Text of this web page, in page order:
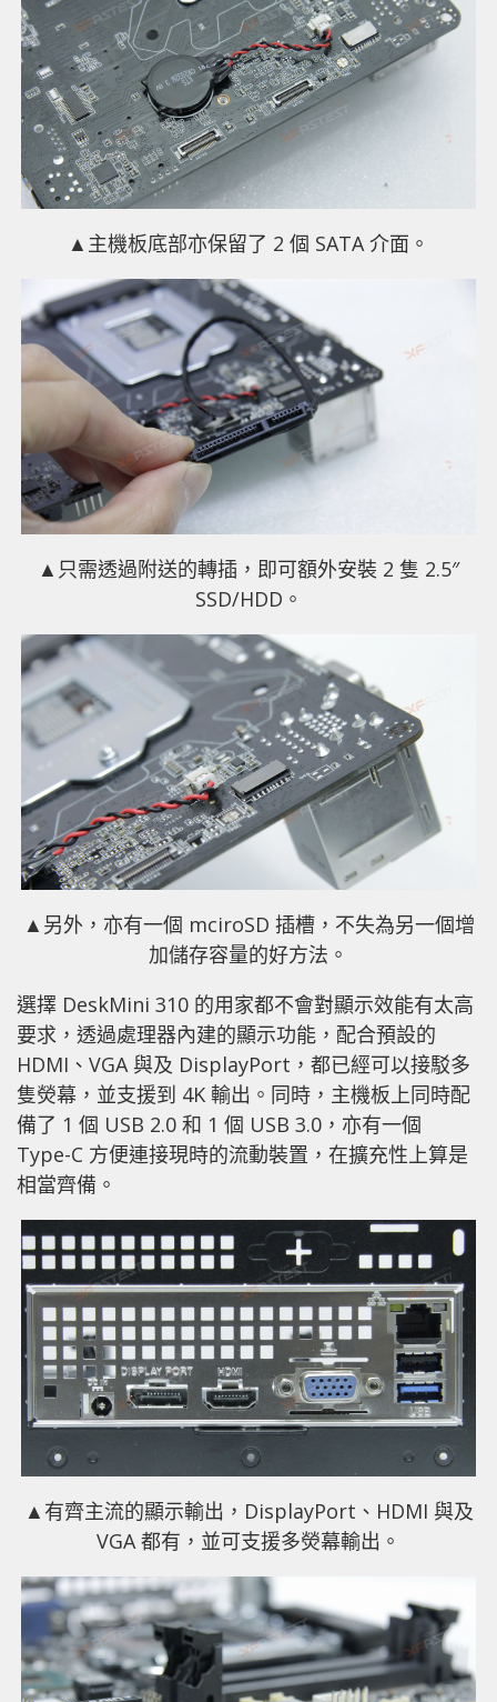
▲主機板底部亦保留了 2 個 SATA 介面。
▲只需透過附送的轉插，即可額外安裝 2 隻 2.5″
SSD/HDD。
▲另外，亦有一個 mciroSD 插槽，不失為另一個增
加儲存容量的好方法。
選擇 DeskMini 310 的用家都不會對顯示效能有太高
要求，透過處理器內建的顯示功能，配合預設的
HDMI、VGA 與及 DisplayPort，都已經可以接駁多
隻熒幕，並支援到 4K 輸出。同時，主機板上同時配
備了 1 個 USB 2.0 和 1 個 USB 3.0，亦有一個
Type-C 方便連接現時的流動裝置，在擴充性上算是
相當齊備。
▲有齊主流的顯示輸出，DisplayPort、HDMI 與及
VGA 都有，並可支援多熒幕輸出。